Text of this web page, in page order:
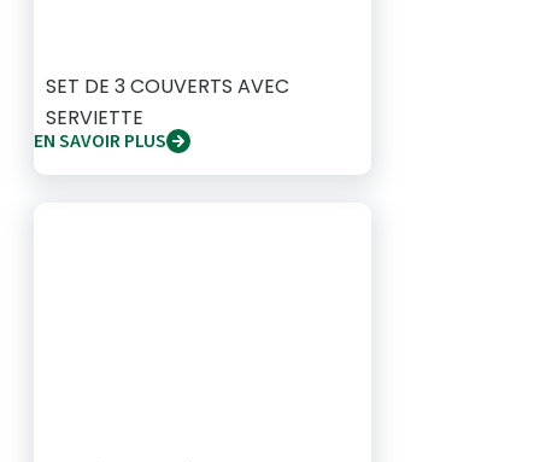
SET DE 3 COUVERTS AVEC
SERVIETTE
EN SAVOIR PLUS